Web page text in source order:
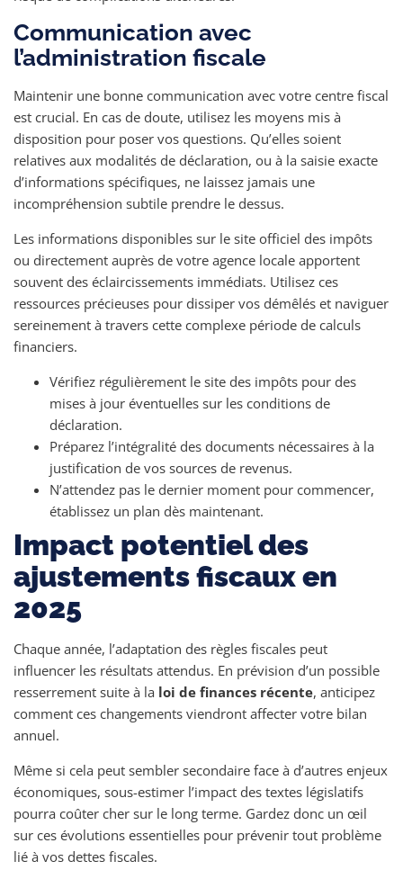
Communication avec
l’administration fiscale
Maintenir une bonne communication avec votre centre fiscal
est crucial. En cas de doute, utilisez les moyens mis à
disposition pour poser vos questions. Qu’elles soient
relatives aux modalités de déclaration, ou à la saisie exacte
d’informations spécifiques, ne laissez jamais une
incompréhension subtile prendre le dessus.
Les informations disponibles sur le site officiel des impôts
ou directement auprès de votre agence locale apportent
souvent des éclaircissements immédiats. Utilisez ces
ressources précieuses pour dissiper vos démêlés et naviguer
sereinement à travers cette complexe période de calculs
financiers.
Vérifiez régulièrement le site des impôts pour des
mises à jour éventuelles sur les conditions de
déclaration.
Préparez l’intégralité des documents nécessaires à la
justification de vos sources de revenus.
N’attendez pas le dernier moment pour commencer,
établissez un plan dès maintenant.
Impact potentiel des
ajustements fiscaux en
2025
Chaque année, l’adaptation des règles fiscales peut
influencer les résultats attendus. En prévision d’un possible
resserrement suite à la loi de finances récente, anticipez
comment ces changements viendront affecter votre bilan
annuel.
Même si cela peut sembler secondaire face à d’autres enjeux
économiques, sous-estimer l’impact des textes législatifs
pourra coûter cher sur le long terme. Gardez donc un œil
sur ces évolutions essentielles pour prévenir tout problème
lié à vos dettes fiscales.